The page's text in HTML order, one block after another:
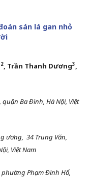
sán lá gan nhỏ
2, Trần Thanh Dương3,
quận Ba Đình, Hà Nội, Việt
ương, 34 Trung Văn,
Việt Nam
phường Phạm Đình Hổ,